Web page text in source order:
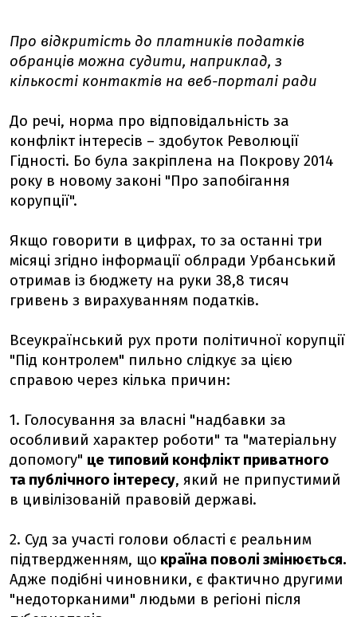
Про відкритість до платників податків
обранців можна судити, наприклад, з
кількості контактів на веб-порталі ради
До речі, норма про відповідальність за
конфлікт інтересів – здобуток Революції
Гідності. Бо була закріплена на Покрову 2014
року в новому законі "Про запобігання
корупції".
Якщо говорити в цифрах, то за останні три
місяці згідно інформації облради Урбанський
отримав із бюджету на руки 38,8 тисяч
гривень з вирахуванням податків.
Всеукраїнський рух проти політичної корупції
"Під контролем" пильно слідкує за цією
справою через кілька причин:
1. Голосування за власні "надбавки за
особливий характер роботи" та "матеріальну
допомогу" це типовий конфлікт приватного
та публічного інтересу, який не припустимий
в цивілізованій правовій державі.
2. Суд за участі голови області є реальним
підтвердженням, що країна поволі змінюється.
Адже подібні чиновники, є фактично другими
"недоторканими" людьми в регіоні після